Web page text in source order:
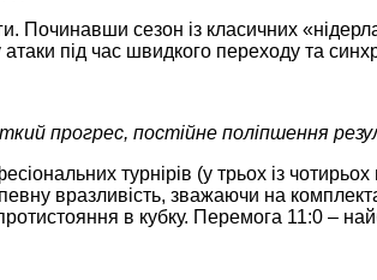
Починавши сезон із класичних
під час швидкого переходу та
прогрес, постійне поліпшення
турнірів (у трьох із
вразливість, зважаючи на
в кубку. Перемога 11:0 –